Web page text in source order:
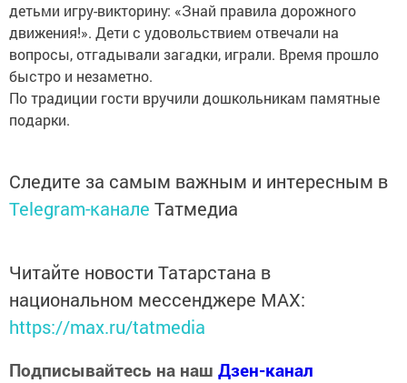
детьми игру-викторину: «Знай правила дорожного
движения!». Дети с удовольствием отвечали на
вопросы, отгадывали загадки, играли. Время прошло
быстро и незаметно.
По традиции гости вручили дошкольникам памятные
подарки.
Следите за самым важным и интересным в
Telegram-канале Татмедиа
Читайте новости Татарстана в
национальном мессенджере MАХ:
https://max.ru/tatmedia
Подписывайтесь на наш Дзен-канал